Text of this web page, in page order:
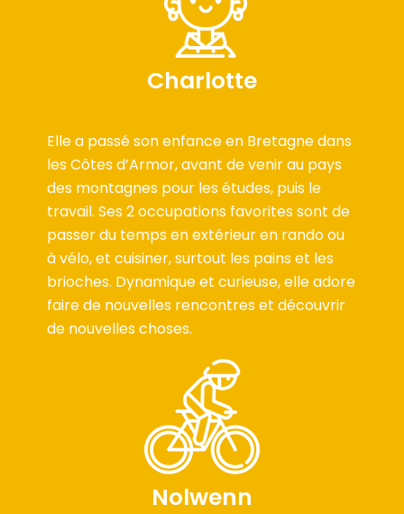
Charlotte
Elle a passé son enfance en Bretagne dans
les Côtes d’Armor, avant de venir au pays
des montagnes pour les études, puis le
travail. Ses 2 occupations favorites sont de
passer du temps en extérieur en rando ou
à vélo, et cuisiner, surtout les pains et les
brioches. Dynamique et curieuse, elle adore
faire de nouvelles rencontres et découvrir
de nouvelles choses.
Nolwenn